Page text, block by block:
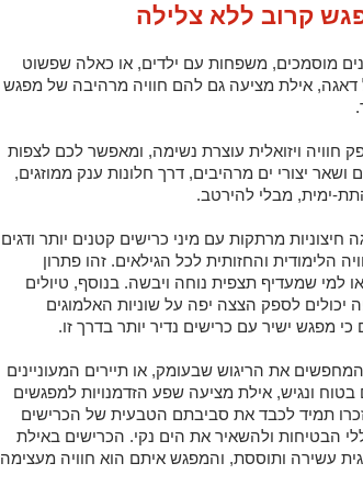
קרוב ללא צלילה
מוסמכים, משפחות עם ילדים, או כאלה שפשוט
דאגה, אילת מציעה גם להם חוויה מרהיבה של מפגש
חוויה ויזואלית עוצרת נשימה, ומאפשר לכם לצפות
ושאר יצורי ים מרהיבים, דרך חלונות ענק ממוזגים,
ימית, מבלי להירטב.
מרתקות עם מיני כרישים קטנים יותר ודגים
הלימודית והחזותית לכל הגילאים. זהו פתרון
למי שמעדיף תצפית נוחה ויבשה. בנוסף, טיולים
יכולים לספק הצצה יפה על שוניות האלמוגים
כי מפגש ישיר עם כרישים נדיר יותר בדרך זו.
את הריגוש שבעומק, או תיירים המעוניינים
ונגיש, אילת מציעה שפע הזדמנויות למפגשים
תמיד לכבד את סביבתם הטבעית של הכרישים
הבטיחות ולהשאיר את הים נקי. הכרישים באילת
עשירה ותוססת, והמפגש איתם הוא חוויה מעצימה